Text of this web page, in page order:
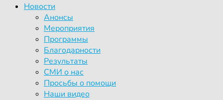
Новости
Анонсы
Мероприятия
Программы
Благодарности
Результаты
СМИ о нас
Просьбы о помощи
Наши видео